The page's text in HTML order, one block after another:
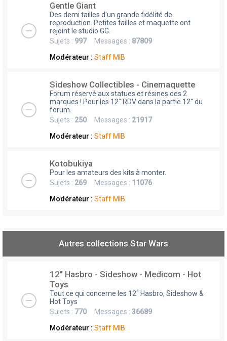
Gentle Giant
Des demi tailles d'un grande fidélité de
reproduction. Petites tailles et maquette ont
rejoint le studio GG.
Sujets : 997Messages : 87809
Modérateur : Staff MIB
Sideshow Collectibles - Cinemaquette
Forum réservé aux statues et résines des 2
marques ! Pour les 12" RDV dans la partie 12" du
forum.
Sujets : 250 Messages : 21917
Modérateur : Staff MIB
Kotobukiya
Pour les amateurs des kits à monter.
Sujets : 269 Messages : 11076
Modérateur : Staff MIB
Autres collections Star Wars
12" Hasbro - Sideshow - Medicom - Hot
Toys
Tout ce qui concerne les 12" Hasbro, Sideshow &
Hot Toys
Sujets : 770 Messages : 36689
Modérateur : Staff MIB